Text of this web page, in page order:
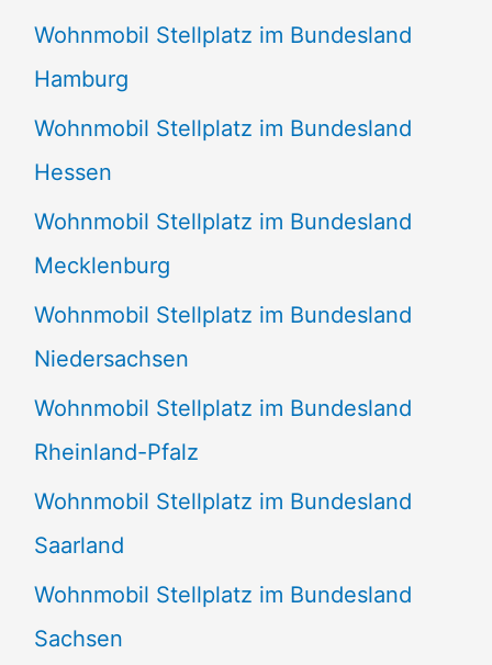
Wohnmobil Stellplatz im Bundesland
Hamburg
Wohnmobil Stellplatz im Bundesland
Hessen
Wohnmobil Stellplatz im Bundesland
Mecklenburg
Wohnmobil Stellplatz im Bundesland
Niedersachsen
Wohnmobil Stellplatz im Bundesland
Rheinland-Pfalz
Wohnmobil Stellplatz im Bundesland
Saarland
Wohnmobil Stellplatz im Bundesland
Sachsen